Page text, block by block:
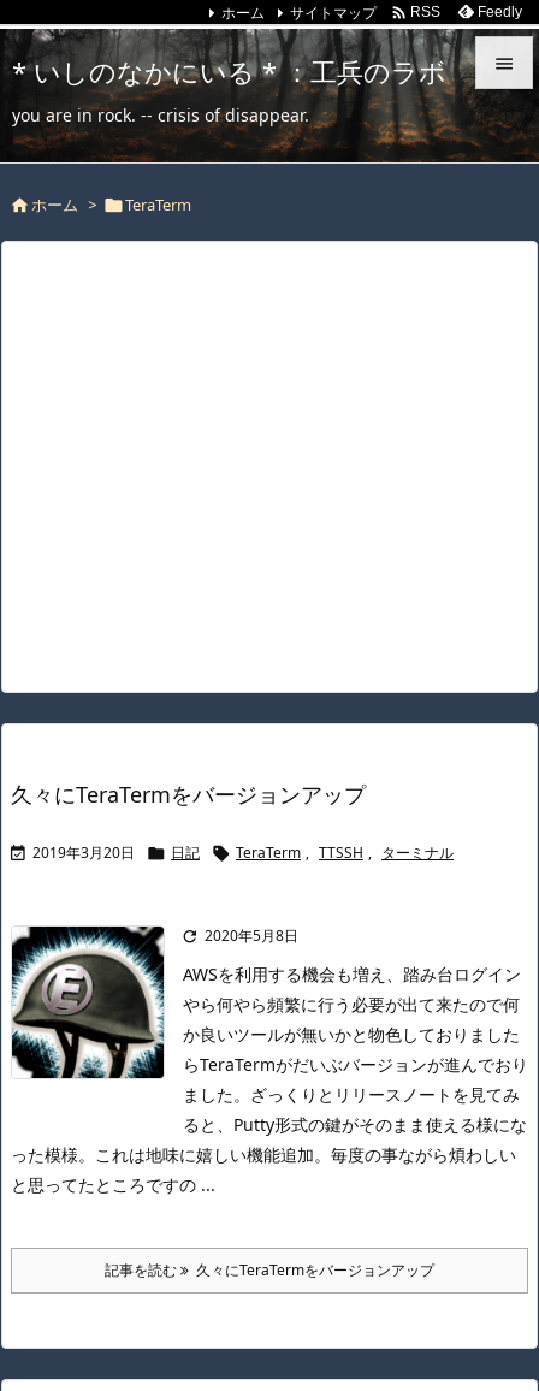
* いしのなかにいる * ：工兵のラボ
you are in rock. -- crisis of disappear.


メニュ

ホーム サイトマップ  RSS Feedly
ホーム > TeraTerm
久々にTeraTermをバージョンアップ
 2019年3月20日  日記  TeraTerm , TTSSH , ターミナル
 2020年5月8日
AWSを利用する機会も増え、踏み台ログイン
やら何やら頻繁に行う必要が出て来たので何
か良いツールが無いかと物色しておりました
らTeraTermがだいぶバージョンが進んでおり
ました。 ざっくりとリリースノートを見てみ
ると、Putty形式の鍵がそのまま使える様にな
った模様。 これは地味に嬉しい機能追加。 毎度の事ながら煩わしい
と思ってたところですの ...
記事を読む 久々にTeraTermをバージョンアップ